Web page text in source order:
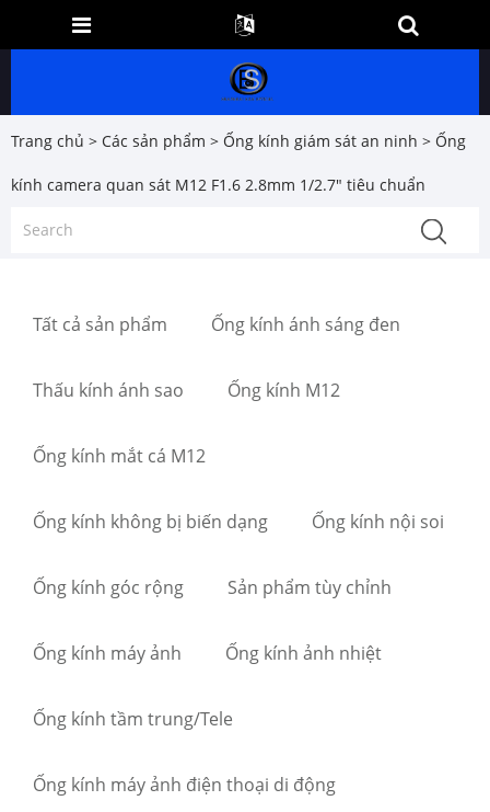
Trang chủ > Các sản phẩm > Ống kính giám sát an ninh > Ống
kính camera quan sát M12 F1.6 2.8mm 1/2.7" tiêu chuẩn
Tất cả sản phẩm Ống kính ánh sáng đen
Thấu kính ánh sao Ống kính M12
Ống kính mắt cá M12
Ống kính không bị biến dạng Ống kính nội soi
Ống kính góc rộng Sản phẩm tùy chỉnh
Ống kính máy ảnh Ống kính ảnh nhiệt
Ống kính tầm trung/Tele
Ống kính máy ảnh điện thoại di động